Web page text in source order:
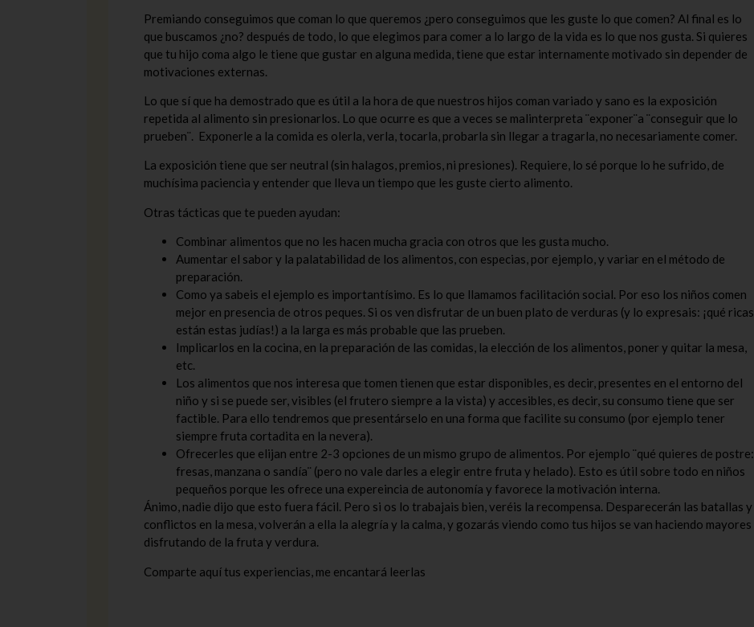
Premiando conseguimos que coman lo que queremos ¿pero conseguimos que les guste lo que comen? Al final es lo
que buscamos ¿no? después de todo, lo que elegimos para comer a lo largo de la vida es lo que nos gusta. Si quieres
que tu hijo coma algo le tiene que gustar en alguna medida, tiene que estar internamente motivado sin depender de
motivaciones externas.
Lo que sí que ha demostrado que es útil a la hora de que nuestros hijos coman variado y sano es la exposición
repetida al alimento sin presionarlos. Lo que ocurre es que a veces se malinterpreta ¨exponer¨a ¨conseguir que lo
prueben¨. Exponerle a la comida es olerla, verla, tocarla, probarla sin llegar a tragarla, no necesariamente comer.
La exposición tiene que ser neutral (sin halagos, premios, ni presiones). Requiere, lo sé porque lo he sufrido, de
muchísima paciencia y entender que lleva un tiempo que les guste cierto alimento.
Otras tácticas que te pueden ayudan:
Combinar alimentos que no les hacen mucha gracia con otros que les gusta mucho.
Aumentar el sabor y la palatabilidad de los alimentos, con especias, por ejemplo, y variar en el método de
preparación.
Como ya sabeis el ejemplo es importantísimo. Es lo que llamamos facilitación social. Por eso los niños comen
mejor en presencia de otros peques. Si os ven disfrutar de un buen plato de verduras (y lo expresais: ¡qué ricas
están estas judías!) a la larga es más probable que las prueben.
Implicarlos en la cocina, en la preparación de las comidas, la elección de los alimentos, poner y quitar la mesa,
etc.
Los alimentos que nos interesa que tomen tienen que estar disponibles, es decir, presentes en el entorno del
niño y si se puede ser, visibles (el frutero siempre a la vista) y accesibles, es decir, su consumo tiene que ser
factible. Para ello tendremos que presentárselo en una forma que facilite su consumo (por ejemplo tener
siempre fruta cortadita en la nevera).
Ofrecerles que elijan entre 2-3 opciones de un mismo grupo de alimentos. Por ejemplo ¨qué quieres de postre:
fresas, manzana o sandía¨ (pero no vale darles a elegir entre fruta y helado). Esto es útil sobre todo en niños
pequeños porque les ofrece una expereincia de autonomía y favorece la motivación interna.
Ánimo, nadie dijo que esto fuera fácil. Pero si os lo trabajais bien, veréis la recompensa. Desparecerán las batallas y
conflictos en la mesa, volverán a ella la alegría y la calma, y gozarás viendo como tus hijos se van haciendo mayores
disfrutando de la fruta y verdura.
Comparte aquí tus experiencias, me encantará leerlas